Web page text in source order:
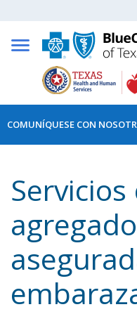
COMUNÍQUESE CON